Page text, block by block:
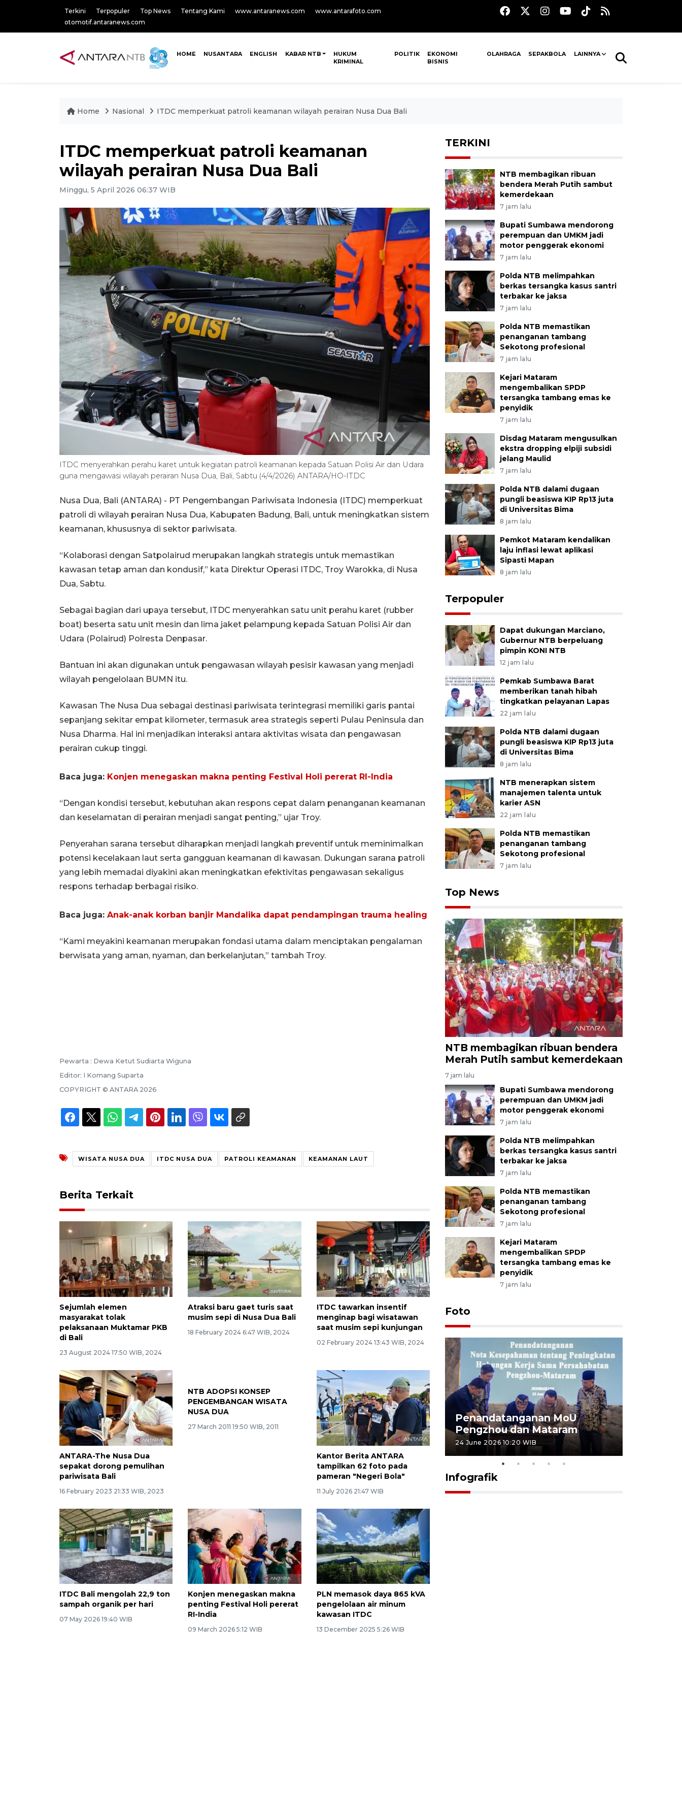
Terkini Terpopuler Top News Tentang Kami www.antaranews.com
www.antarafoto.com
otomotif.antaranews.com
HOME NUSANTARA ENGLISH KABAR NTB
HUKUM
KRIMINAL
POLITIK
EKONOMI
BISNIS
OLAHRAGA SEPAKBOLA LAINNYA
Home Nasional ITDC memperkuat patroli keamanan wilayah perairan Nusa Dua Bali
ITDC memperkuat patroli keamanan
wilayah perairan Nusa Dua Bali
Minggu, 5 April 2026 06:37 WIB
ITDC menyerahkan perahu karet untuk kegiatan patroli keamanan kepada Satuan Polisi Air dan Udara
guna mengawasi wilayah perairan Nusa Dua, Bali, Sabtu (4/4/2026) ANTARA/HO-ITDC
Nusa Dua, Bali (ANTARA) - PT Pengembangan Pariwisata Indonesia (ITDC) memperkuat
patroli di wilayah perairan Nusa Dua, Kabupaten Badung, Bali, untuk meningkatkan sistem
keamanan, khususnya di sektor pariwisata.
“Kolaborasi dengan Satpolairud merupakan langkah strategis untuk memastikan
kawasan tetap aman dan kondusif,” kata Direktur Operasi ITDC, Troy Warokka, di Nusa
Dua, Sabtu.
Sebagai bagian dari upaya tersebut, ITDC menyerahkan satu unit perahu karet (rubber
boat) beserta satu unit mesin dan lima jaket pelampung kepada Satuan Polisi Air dan
Udara (Polairud) Polresta Denpasar.
Bantuan ini akan digunakan untuk pengawasan wilayah pesisir kawasan yang menjadi
wilayah pengelolaan BUMN itu.
Kawasan The Nusa Dua sebagai destinasi pariwisata terintegrasi memiliki garis pantai
sepanjang sekitar empat kilometer, termasuk area strategis seperti Pulau Peninsula dan
Nusa Dharma. Hal ini menjadikan interaksi antara aktivitas wisata dan pengawasan
perairan cukup tinggi.
Baca juga: Konjen menegaskan makna penting Festival Holi pererat RI-India
“Dengan kondisi tersebut, kebutuhan akan respons cepat dalam penanganan keamanan
dan keselamatan di perairan menjadi sangat penting,” ujar Troy.
Penyerahan sarana tersebut diharapkan menjadi langkah preventif untuk meminimalkan
potensi kecelakaan laut serta gangguan keamanan di kawasan. Dukungan sarana patroli
yang lebih memadai diyakini akan meningkatkan efektivitas pengawasan sekaligus
respons terhadap berbagai risiko.
Baca juga: Anak-anak korban banjir Mandalika dapat pendampingan trauma healing
“Kami meyakini keamanan merupakan fondasi utama dalam menciptakan pengalaman
berwisata yang aman, nyaman, dan berkelanjutan,” tambah Troy.
Pewarta : Dewa Ketut Sudiarta Wiguna
Editor: I Komang Suparta
COPYRIGHT © ANTARA 2026
WISATA NUSA DUA ITDC NUSA DUA PATROLI KEAMANAN KEAMANAN LAUT
Berita Terkait
Sejumlah elemen
masyarakat tolak
pelaksanaan Muktamar PKB
di Bali
23 August 2024 17:50 WIB, 2024
Atraksi baru gaet turis saat
musim sepi di Nusa Dua Bali
18 February 2024 6:47 WIB, 2024
ITDC tawarkan insentif
menginap bagi wisatawan
saat musim sepi kunjungan
02 February 2024 13:43 WIB, 2024
ANTARA-The Nusa Dua
sepakat dorong pemulihan
pariwisata Bali
16 February 2023 21:33 WIB, 2023
NTB ADOPSI KONSEP
PENGEMBANGAN WISATA
NUSA DUA
27 March 2011 19:50 WIB, 2011
Kantor Berita ANTARA
tampilkan 62 foto pada
pameran "Negeri Bola"
11 July 2026 21:47 WIB
ITDC Bali mengolah 22,9 ton
sampah organik per hari
07 May 2026 19:40 WIB
Konjen menegaskan makna
penting Festival Holi pererat
RI-India
09 March 2026 5:12 WIB
PLN memasok daya 865 kVA
pengelolaan air minum
kawasan ITDC
13 December 2025 5:26 WIB
TERKINI
NTB membagikan ribuan
bendera Merah Putih sambut
kemerdekaan
7 jam lalu
Bupati Sumbawa mendorong
perempuan dan UMKM jadi
motor penggerak ekonomi
7 jam lalu
Polda NTB melimpahkan
berkas tersangka kasus santri
terbakar ke jaksa
7 jam lalu
Polda NTB memastikan
penanganan tambang
Sekotong profesional
7 jam lalu
Kejari Mataram
mengembalikan SPDP
tersangka tambang emas ke
penyidik
7 jam lalu
Disdag Mataram mengusulkan
ekstra dropping elpiji subsidi
jelang Maulid
7 jam lalu
Polda NTB dalami dugaan
pungli beasiswa KIP Rp13 juta
di Universitas Bima
8 jam lalu
Pemkot Mataram kendalikan
laju inflasi lewat aplikasi
Sipasti Mapan
8 jam lalu
Terpopuler
Dapat dukungan Marciano,
Gubernur NTB berpeluang
pimpin KONI NTB
12 jam lalu
Pemkab Sumbawa Barat
memberikan tanah hibah
tingkatkan pelayanan Lapas
22 jam lalu
Polda NTB dalami dugaan
pungli beasiswa KIP Rp13 juta
di Universitas Bima
8 jam lalu
NTB menerapkan sistem
manajemen talenta untuk
karier ASN
22 jam lalu
Polda NTB memastikan
penanganan tambang
Sekotong profesional
7 jam lalu
Top News
NTB membagikan ribuan bendera
Merah Putih sambut kemerdekaan
7 jam lalu
Bupati Sumbawa mendorong
perempuan dan UMKM jadi
motor penggerak ekonomi
7 jam lalu
Polda NTB melimpahkan
berkas tersangka kasus santri
terbakar ke jaksa
7 jam lalu
Polda NTB memastikan
penanganan tambang
Sekotong profesional
7 jam lalu
Kejari Mataram
mengembalikan SPDP
tersangka tambang emas ke
penyidik
7 jam lalu
Foto
Sidang putusan terdakwa
pembunuhan Brigadir Nurhadi
10 March 2026 12:55 WIB
Penandatanganan MoU
Pengzhou dan Mataram
24 June 2026 10:20 WIB
Infografik